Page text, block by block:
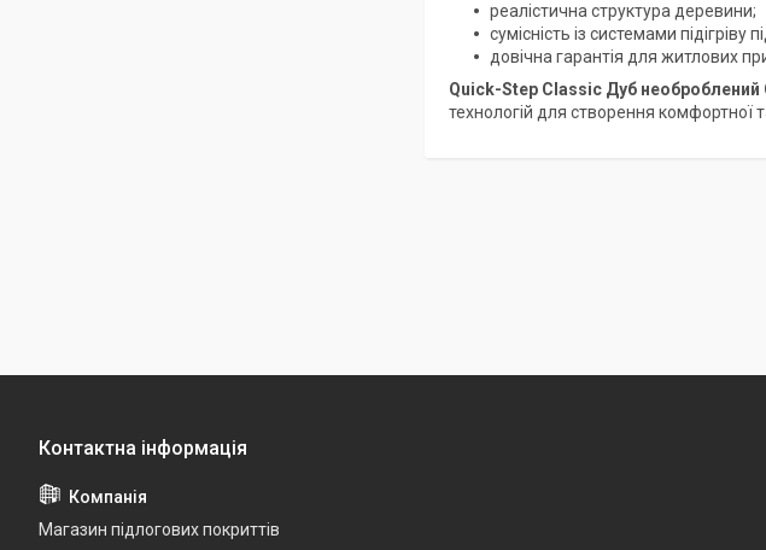
реалістична структура деревини;
сумісність із системами підігріву
довічна гарантія для житлових
Quick-Step Classic Дуб необроблений
технологій для створення комфортної
Магазин підлогових покриттів